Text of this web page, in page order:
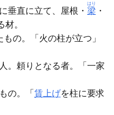
垂直に立て、屋根・ 梁
はり
・
。
もの。「火の柱が立つ」
。頼りとなる者。「一家
の。「 賃上げを柱に要求